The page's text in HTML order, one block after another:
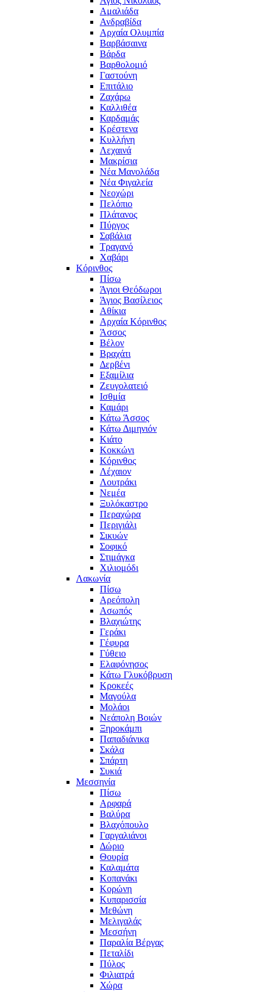
Αμαλιάδα
Ανδραβίδα
Αρχαία Ολυμπία
Βαρβάσαινα
Βάρδα
Βαρθολομιό
Γαστούνη
Επιτάλιο
Ζαχάρω
Καλλιθέα
Καρδαμάς
Κρέστενα
Κυλλήνη
Λεχαινά
Μακρίσια
Νέα Μανολάδα
Νέα Φιγαλεία
Νεοχώρι
Πελόπιο
Πλάτανος
Πύργος
Σαβάλια
Τραγανό
Χαβάρι
Κόρινθος
Πίσω
Άγιοι Θεόδωροι
Άγιος Βασίλειος
Αθίκια
Αρχαία Κόρινθος
Άσσος
Βέλον
Βραχάτι
Δερβένι
Εξαμίλια
Ζευγολατειό
Ισθμία
Καμάρι
Κάτω Άσσος
Κάτω Διμηνιόν
Κιάτο
Κοκκώνι
Κόρινθος
Λέχαιον
Λουτράκι
Νεμέα
Ξυλόκαστρο
Περαχώρα
Περιγιάλι
Σικυών
Σοφικό
Στιμάγκα
Χιλιομόδι
Λακωνία
Πίσω
Αρεόπολη
Ασωπός
Βλαχιώτης
Γεράκι
Γέφυρα
Γύθειο
Ελαφόνησος
Κάτω Γλυκόβρυση
Κροκεές
Μαγούλα
Μολάοι
Νεάπολη Βοιών
Ξηροκάμπι
Παπαδιάνικα
Σκάλα
Σπάρτη
Συκιά
Μεσσηνία
Πίσω
Αρφαρά
Βαλύρα
Βλαχόπουλο
Γαργαλιάνοι
Δώριο
Θουρία
Καλαμάτα
Κοπανάκι
Κορώνη
Κυπαρισσία
Μεθώνη
Μελιγαλάς
Μεσσήνη
Παραλία Βέργας
Πεταλίδι
Πύλος
Φιλιατρά
Χώρα